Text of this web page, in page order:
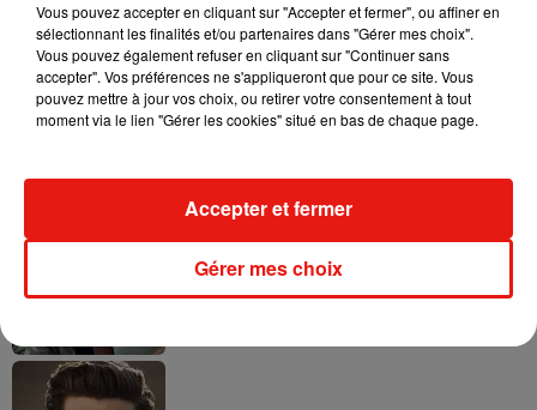
Angèle et Amélie Lens dévoilent leur
collaboration tant attendue
5 août 2026
Benny Blanco invite Selena Gomez et
Vous pouvez accepter en cliquant sur "Accepter et fermer", ou affiner en
sélectionnant les finalités et/ou partenaires dans "Gérer mes choix".
Vous pouvez également refuser en cliquant sur "Continuer sans
accepter". Vos préférences ne s'appliqueront que pour ce site. Vous
pouvez mettre à jour vos choix, ou retirer votre consentement à tout
moment via le lien "Gérer les cookies" situé en bas de chaque page.
Gérer mes choix
Accepter et fermer